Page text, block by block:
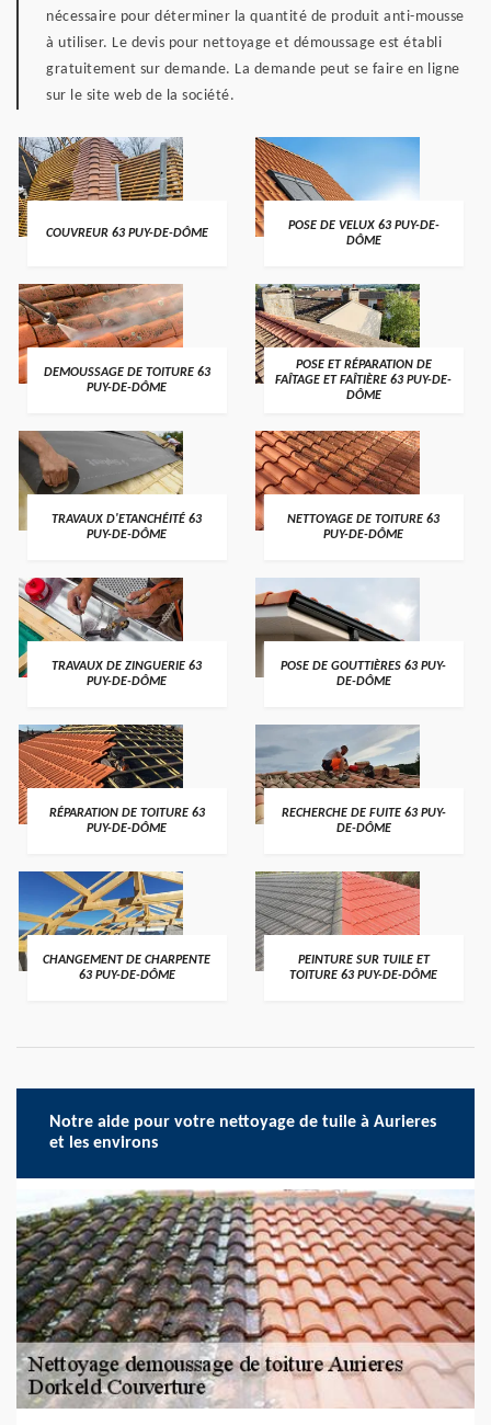
nécessaire pour déterminer la quantité de produit anti-mousse
à utiliser. Le devis pour nettoyage et démoussage est établi
gratuitement sur demande. La demande peut se faire en ligne
sur le site web de la société.
COUVREUR 63 PUY-DE-DÔME
POSE DE VELUX 63 PUY-DE-
DÔME
DEMOUSSAGE DE TOITURE 63
PUY-DE-DÔME
POSE ET RÉPARATION DE
FAÎTAGE ET FAÎTIÈRE 63 PUY-DE-
DÔME
TRAVAUX D'ETANCHÉITÉ 63
PUY-DE-DÔME
NETTOYAGE DE TOITURE 63
PUY-DE-DÔME
TRAVAUX DE ZINGUERIE 63
PUY-DE-DÔME
POSE DE GOUTTIÈRES 63 PUY-
DE-DÔME
RÉPARATION DE TOITURE 63
PUY-DE-DÔME
RECHERCHE DE FUITE 63 PUY-
DE-DÔME
CHANGEMENT DE CHARPENTE
63 PUY-DE-DÔME
PEINTURE SUR TUILE ET
TOITURE 63 PUY-DE-DÔME
Notre aide pour votre nettoyage de tuile à Aurieres
et les environs